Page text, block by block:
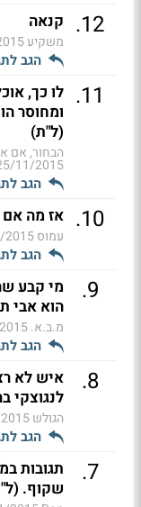
12
. קנאה
משקיע
הגב
11
. לו כך,
ומחוסר
(ל"ת)
הבחור, אם
11/2015 13:19
הגב
10
. אז מה אם
עמוס13:16
הגב
9
.
מי קבע
הוא אבי
מ.ב.א.13:15
הגב
8
.
איש לא
לנגוצקי
הגולש13:12
הגב
7
.
תגובות
שקוף.